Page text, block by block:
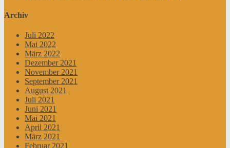
Archiv
Juli 2022
Mai 2022
März 2022
Dezember 2021
November 2021
September 2021
August 2021
Juli 2021
Juni 2021
Mai 2021
April 2021
März 2021
Februar 2021